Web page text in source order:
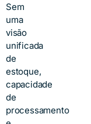
Sem
uma
visão
unificada
de
estoque,
capacidade
de
processamento